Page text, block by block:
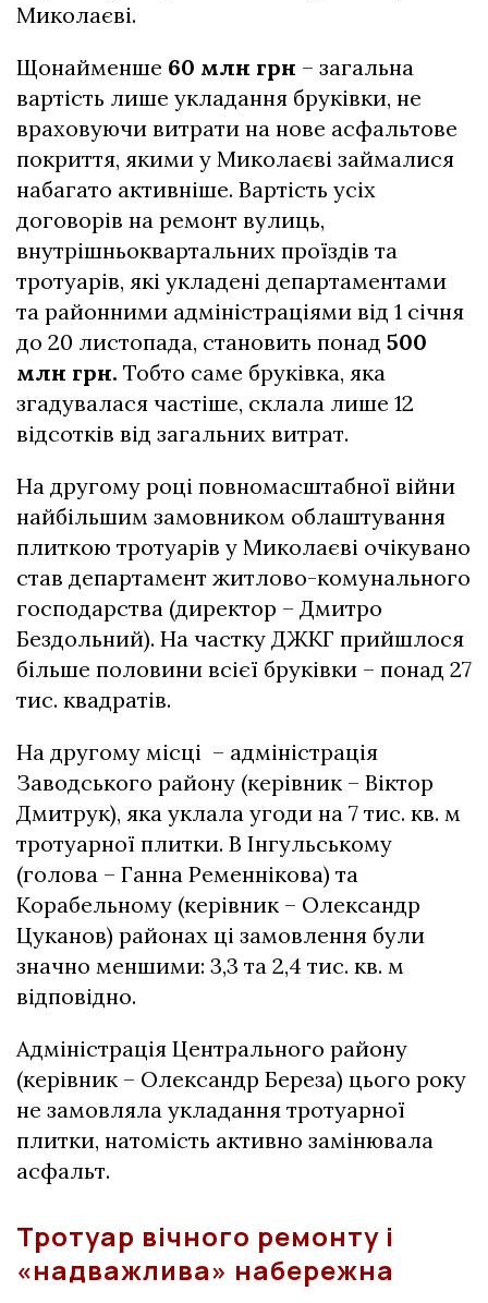
Миколаєві.
Щонайменше 60 млн грн – загальна
вартість лише укладання бруківки, не
враховуючи витрати на нове асфальтове
покриття, якими у Миколаєві займалися
набагато активніше. Вартість усіх
договорів на ремонт вулиць,
внутрішньоквартальних проїздів та
тротуарів, які укладені департаментами
та районними адміністраціями від 1 січня
до 20 листопада, становить понад 500
млн грн. Тобто саме бруківка, яка
згадувалася частіше, склала лише 12
відсотків від загальних витрат.
На другому році повномасштабної війни
найбільшим замовником облаштування
плиткою тротуарів у Миколаєві очікувано
став департамент житлово-комунального
господарства (директор – Дмитро
Бездольний). На частку ДЖКГ прийшлося
більше половини всієї бруківки – понад 27
тис. квадратів.
На другому місці – адміністрація
Заводського району (керівник – Віктор
Дмитрук), яка уклала угоди на 7 тис. кв. м
тротуарної плитки. В Інгульському
(голова – Ганна Ременнікова) та
Корабельному (керівник – Олександр
Цуканов) районах ці замовлення були
значно меншими: 3,3 та 2,4 тис. кв. м
відповідно.
Адміністрація Центрального району
(керівник – Олександр Береза) цього року
не замовляла укладання тротуарної
плитки, натомість активно замінювала
асфальт.
Тротуар вічного ремонту і
«надважлива» набережна